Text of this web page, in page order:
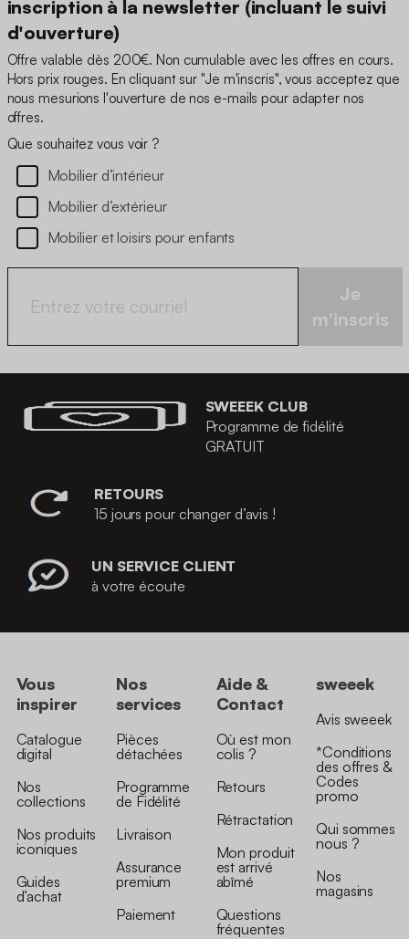
inscription à la newsletter (incluant le suivi
d'ouverture)
Offre valable dès 200€. Non cumulable avec les offres en cours.
Hors prix rouges. En cliquant sur "Je m'inscris", vous acceptez que
nous mesurions l'ouverture de nos e-mails pour adapter nos
offres.
Que souhaitez vous voir ?
Mobilier d’intérieur
Mobilier d’extérieur
Mobilier et loisirs pour enfants
Je
m'inscris
SWEEEK CLUB
Programme de fidélité
GRATUIT
RETOURS
15 jours pour changer d’avis !
UN SERVICE CLIENT
à votre écoute
Vous
inspirer
Catalogue
digital
Nos
collections
Nos produits
iconiques
Guides
d’achat
Nos
services
Pièces
détachées
Programme
de Fidélité
Livraison
Assurance
premium
Paiement
Aide &
Contact
Où est mon
colis ?
Retours
Rétractation
Mon produit
est arrivé
abîmé
Questions
fréquentes
sweeek
Avis sweeek
*Conditions
des offres &
Codes
promo
Qui sommes
nous ?
Nos
magasins